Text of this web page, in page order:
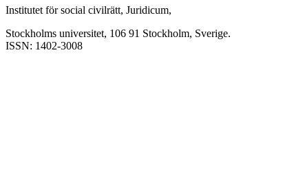
Institutet för social civilrätt, Juridicum,
Stockholms universitet, 106 91 Stockholm, Sverige.
ISSN: 1402-3008